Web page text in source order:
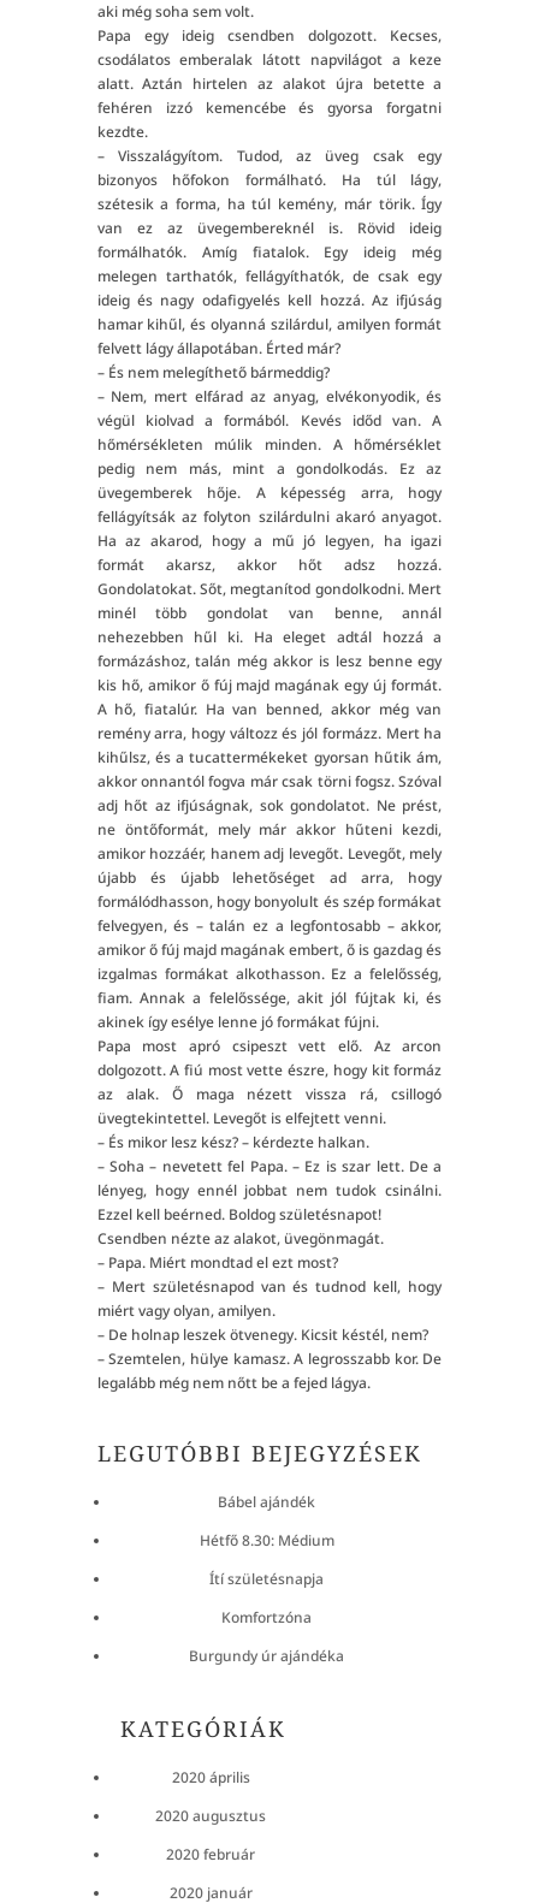
aki még soha sem volt.
Papa egy ideig csendben dolgozott. Kecses,
csodálatos emberalak látott napvilágot a keze
alatt. Aztán hirtelen az alakot újra betette a
fehéren izzó kemencébe és gyorsa forgatni
kezdte.
– Visszalágyítom. Tudod, az üveg csak egy
bizonyos hőfokon formálható. Ha túl lágy,
szétesik a forma, ha túl kemény, már törik. Így
van ez az üvegembereknél is. Rövid ideig
formálhatók. Amíg fiatalok. Egy ideig még
melegen tarthatók, fellágyíthatók, de csak egy
ideig és nagy odafigyelés kell hozzá. Az ifjúság
hamar kihűl, és olyanná szilárdul, amilyen formát
felvett lágy állapotában. Érted már?
– És nem melegíthető bármeddig?
– Nem, mert elfárad az anyag, elvékonyodik, és
végül kiolvad a formából. Kevés időd van. A
hőmérsékleten múlik minden. A hőmérséklet
pedig nem más, mint a gondolkodás. Ez az
üvegemberek hője. A képesség arra, hogy
fellágyítsák az folyton szilárdulni akaró anyagot.
Ha az akarod, hogy a mű jó legyen, ha igazi
formát akarsz, akkor hőt adsz hozzá.
Gondolatokat. Sőt, megtanítod gondolkodni. Mert
minél több gondolat van benne, annál
nehezebben hűl ki. Ha eleget adtál hozzá a
formázáshoz, talán még akkor is lesz benne egy
kis hő, amikor ő fúj majd magának egy új formát.
A hő, fiatalúr. Ha van benned, akkor még van
remény arra, hogy változz és jól formázz. Mert ha
kihűlsz, és a tucattermékeket gyorsan hűtik ám,
akkor onnantól fogva már csak törni fogsz. Szóval
adj hőt az ifjúságnak, sok gondolatot. Ne prést,
ne öntőformát, mely már akkor hűteni kezdi,
amikor hozzáér, hanem adj levegőt. Levegőt, mely
újabb és újabb lehetőséget ad arra, hogy
formálódhasson, hogy bonyolult és szép formákat
felvegyen, és – talán ez a legfontosabb – akkor,
amikor ő fúj majd magának embert, ő is gazdag és
izgalmas formákat alkothasson. Ez a felelősség,
fiam. Annak a felelőssége, akit jól fújtak ki, és
akinek így esélye lenne jó formákat fújni.
Papa most apró csipeszt vett elő. Az arcon
dolgozott. A fiú most vette észre, hogy kit formáz
az alak. Ő maga nézett vissza rá, csillogó
üvegtekintettel. Levegőt is elfejtett venni.
– És mikor lesz kész? – kérdezte halkan.
– Soha – nevetett fel Papa. – Ez is szar lett. De a
lényeg, hogy ennél jobbat nem tudok csinálni.
Ezzel kell beérned. Boldog születésnapot!
Csendben nézte az alakot, üvegönmagát.
– Papa. Miért mondtad el ezt most?
– Mert születésnapod van és tudnod kell, hogy
miért vagy olyan, amilyen.
– De holnap leszek ötvenegy. Kicsit késtél, nem?
– Szemtelen, hülye kamasz. A legrosszabb kor. De
legalább még nem nőtt be a fejed lágya.
LEGUTÓBBI BEJEGYZÉSEK
Bábel ajándék
Hétfő 8.30: Médium
Ítí születésnapja
Komfortzóna
Burgundy úr ajándéka
KATEGÓRIÁK
2020 április
2020 augusztus
2020 február
2020 január